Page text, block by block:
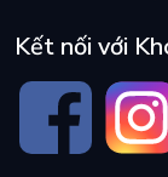
Kết nối với